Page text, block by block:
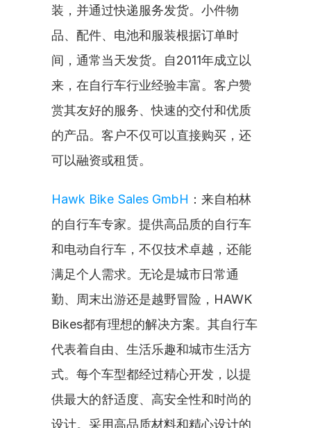
装，并通过快递服务发货。小件物
品、配件、电池和服装根据订单时
间，通常当天发货。自2011年成立以
来，在自行车行业经验丰富。客户赞
赏其友好的服务、快速的交付和优质
的产品。客户不仅可以直接购买，还
可以融资或租赁。
Hawk Bike Sales GmbH ：来自柏林
的自行车专家。提供高品质的自行车
和电动自行车，不仅技术卓越，还能
满足个人需求。无论是城市日常通
勤、周末出游还是越野冒险，HAWK
Bikes都有理想的解决方案。其自行车
代表着自由、生活乐趣和城市生活方
式。每个车型都经过精心开发，以提
供最大的舒适度、高安全性和时尚的
设计。采用高品质材料和精心设计的